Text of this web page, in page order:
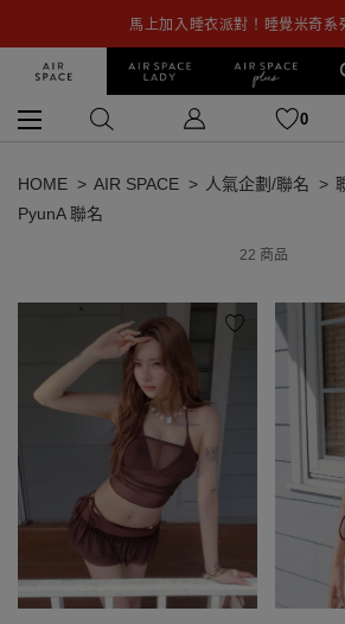
馬上加入睡衣派對！睡覺米奇系
0
HOME AIR SPACE 人氣企劃/聯名
PyunA 聯名
22 商品